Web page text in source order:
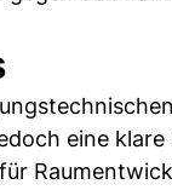
eine